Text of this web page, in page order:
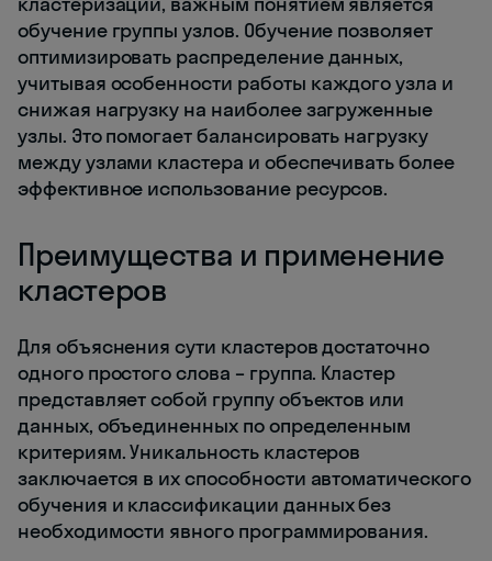
обучение группы узлов. Обучение позволяет
оптимизировать распределение данных,
учитывая особенности работы каждого узла и
снижая нагрузку на наиболее загруженные
узлы. Это помогает балансировать нагрузку
между узлами кластера и обеспечивать более
эффективное использование ресурсов.
Преимущества и применение
кластеров
Для объяснения сути кластеров достаточно
одного простого слова – группа. Кластер
представляет собой группу объектов или
данных, объединенных по определенным
критериям. Уникальность кластеров
заключается в их способности автоматического
обучения и классификации данных без
необходимости явного программирования.